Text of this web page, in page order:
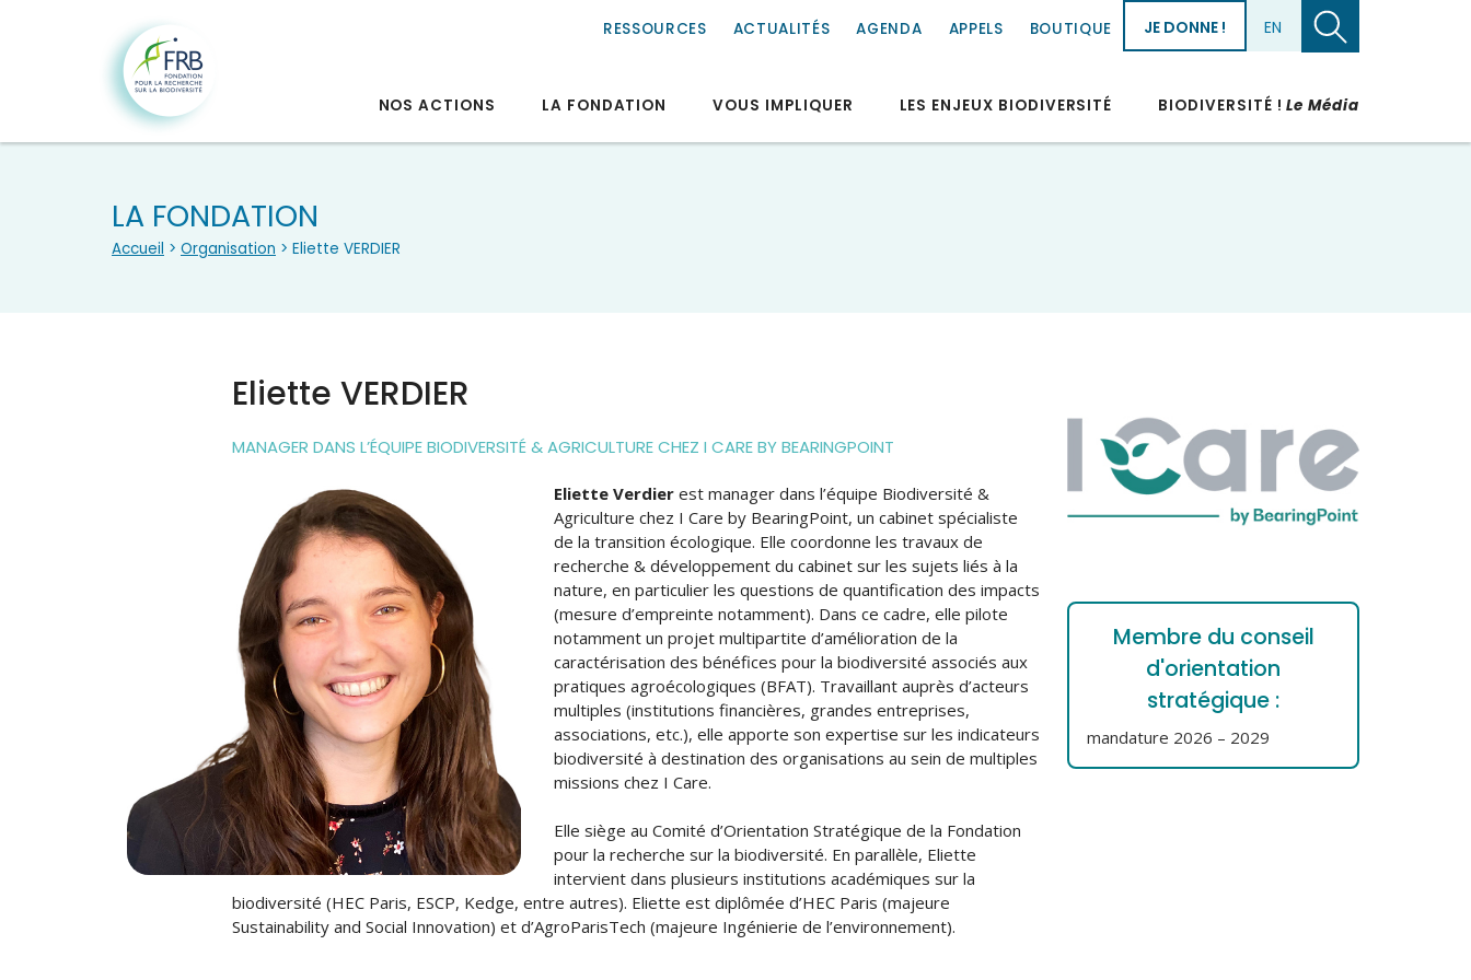
RESSOURCES ACTUALITÉS AGENDA APPELS BOUTIQUE JE DONNE ! EN
NOS ACTIONS LA FONDATION VOUS IMPLIQUER LES ENJEUX BIODIVERSITÉ BIODIVERSITÉ !Le Média
LA FONDATION
Accueil > Organisation > Eliette VERDIER
Eliette VERDIER
MANAGER DANS L’ÉQUIPE BIODIVERSITÉ & AGRICULTURE CHEZ I CARE BY BEARINGPOINT
Eliette Verdier est manager dans l’équipe Biodiversité &
Agriculture chez I Care by BearingPoint, un cabinet spécialiste
de la transition écologique. Elle coordonne les travaux de
recherche & développement du cabinet sur les sujets liés à la
nature, en particulier les questions de quantification des impacts
(mesure d’empreinte notamment). Dans ce cadre, elle pilote
notamment un projet multipartite d’amélioration de la
caractérisation des bénéfices pour la biodiversité associés aux
pratiques agroécologiques (BFAT). Travaillant auprès d’acteurs
multiples (institutions financières, grandes entreprises,
associations, etc.), elle apporte son expertise sur les indicateurs
biodiversité à destination des organisations au sein de multiples
missions chez I Care.
Elle siège au Comité d’Orientation Stratégique de la Fondation
pour la recherche sur la biodiversité. En parallèle, Eliette
intervient dans plusieurs institutions académiques sur la
biodiversité (HEC Paris, ESCP, Kedge, entre autres). Eliette est diplômée d’HEC Paris (majeure
Sustainability and Social Innovation) et d’AgroParisTech (majeure Ingénierie de l’environnement).
Membre du conseil
d'orientation
stratégique :
mandature 2026 – 2029